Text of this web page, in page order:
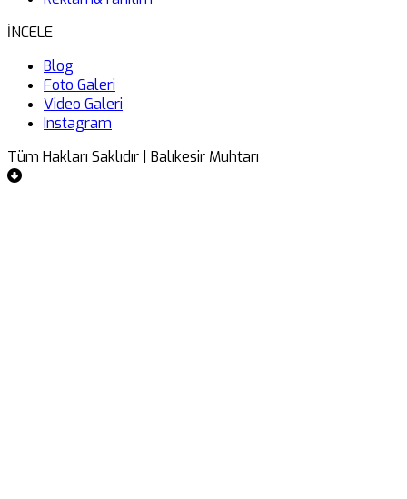
İNCELE
Blog
Foto Galeri
Video Galeri
Instagram
Tüm Hakları Saklıdır | Balıkesir Muhtarı